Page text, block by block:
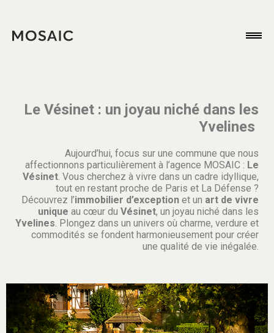
Le Vésinet : un joyau niché dans les
Yvelines
Aujourd’hui, focus sur une commune que nous
affectionnons particulièrement à l’agence MOSAIC : Le
Vésinet. Vous cherchez à vivre dans un cadre idyllique,
tout en restant proche de Paris et La Défense ?
Découvrez l’immobilier d’exception et un art de vivre
unique au cœur du Vésinet, un joyau niché dans les
Yvelines. Plongez dans un univers où charme, verdure et
commodités se fondent harmonieusement pour créer
une qualité de vie inégalée.